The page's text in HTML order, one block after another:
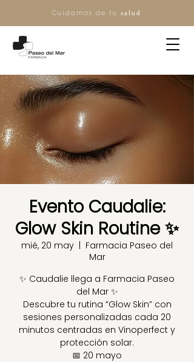
Cuidamos de tu salud
Evento Caudalie:
Glow Skin Routine ✨
mié, 20 may
Farmacia Paseo del
Mar
✨ Caudalie llega a Farmacia Paseo
del Mar ✨
Descubre tu rutina “Glow Skin” con
sesiones personalizadas cada 20
minutos centradas en Vinoperfect y
protección solar.
📅 20 mayo